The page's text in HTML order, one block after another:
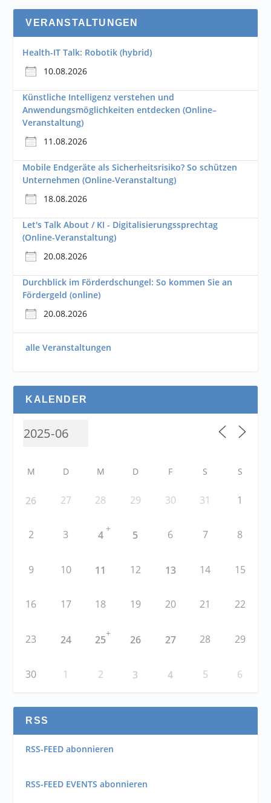
VERANSTALTUNGEN
Health-IT Talk: Robotik (hybrid)
10.08.2026
Künstliche Intelligenz verstehen und
Anwendungsmöglichkeiten entdecken (Online–
Veranstaltung)
11.08.2026
Mobile Endgeräte als Sicherheitsrisiko? So schützen
Unternehmen (Online-Veranstaltung)
18.08.2026
Let's Talk About / KI - Digitalisierungssprechtag
(Online-Veranstaltung)
20.08.2026
Durchblick im Förderdschungel: So kommen Sie an
Fördergeld (online)
20.08.2026
alle Veranstaltungen
KALENDER
M D M D F S S
26 27 28 29 30 31 1
2 3 4
+
5 6 7 8
9 10 11 12 13 14 15
16 17 18 19 20 21 22
23 24 25
+
26 27 28 29
30 1 2 3 4 5 6
RSS
RSS-FEED abonnieren
RSS-FEED EVENTS abonnieren